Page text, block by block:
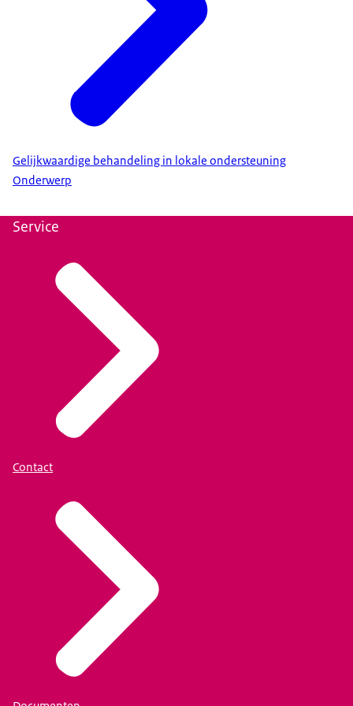
uw deelname aan het onderzoek.
Wat zijn uw rechten?
Meer informatie over uw rechten vindt u op de
pagina
'Privacy' (link opent in nieuw tabblad)
Gelijkwaardige behandeling in lokale ondersteuning
Onderwerp
Service
Contact